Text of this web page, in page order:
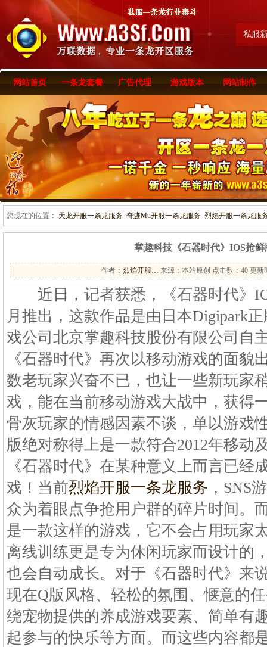
私服
网站首页 一条龙套餐 广告代理 游戏版本 网站制作
您现在的位置： 天龙开服一条龙服务_奇迹Mu开服一条龙服务_烈焰开服一条龙服
掌趣科技《石器时代》IOS抢
作者： 烈焰开服… 来源：本站原创 点击数： 40 更新
近日，记者获悉，《石器时代》
月推出，这款作品是由日本Digipark
戏公司北京掌趣科技股份有限公司自
《石器时代》再次以移动游戏的面貌
数老玩家兴奋不已，也让一些新玩家
戏，能在当前移动游戏大战中，获得
骨灰玩家的情感因素不谈，单以游戏
版绝对称得上是一款符合2012年移动
《石器时代》在某种意义上而言已经
戏！当前烈焰开服一条龙服务 ，SNS
众为着眼点争抢用户群的碎片时间。
是一款这样的游戏，它不会占用玩家
离线训练更是专为休闲玩家而设计的
也会自动成长。对于《石器时代》来
现在Q版风格、轻松的氛围、惬意的
绕宠物提供的养成游戏要素、简单有
起参与的快乐等方面。而这些内容都